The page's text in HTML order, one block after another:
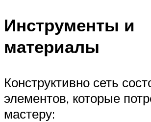
Инструменты и
материалы
Конструктивно сеть
элементов, которые
мастеру: